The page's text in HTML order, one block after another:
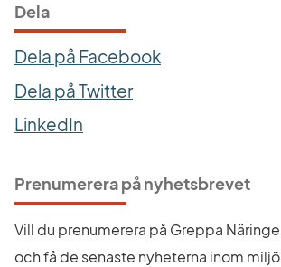
Dela
Dela på Facebook
Dela på Twitter
LinkedIn
Prenumerera på nyhetsbrevet
Vill du prenumerera på Greppa
och få de senaste nyheterna inom